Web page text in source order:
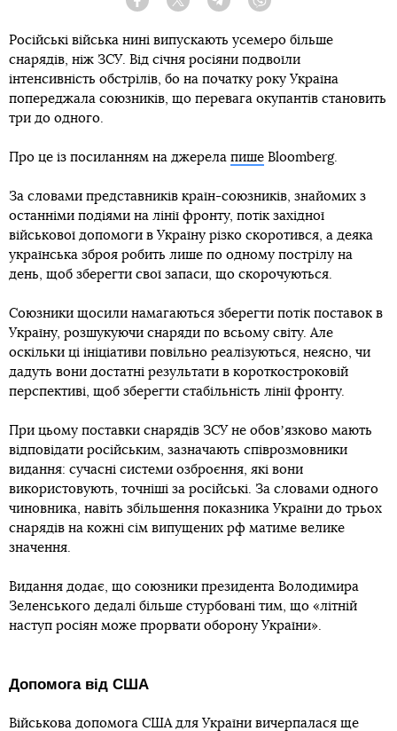
Facebook Twitter Telegram
Російські війська нині випускають усемеро більше
снарядів, ніж ЗСУ. Від січня росіяни подвоїли
інтенсивність обстрілів, бо на початку року Україна
попереджала союзників, що перевага окупантів становить
три до одного.
Про це із посиланням на джерела пише Bloomberg.
За словами представників країн-союзників, знайомих з
останніми подіями на лінії фронту, потік західної
військової допомоги в Україну різко скоротився, а деяка
українська зброя робить лише по одному пострілу на
день, щоб зберегти свої запаси, що скорочуються.
Союзники щосили намагаються зберегти потік поставок в
Україну, розшукуючи снаряди по всьому світу. Але
оскільки ці ініціативи повільно реалізуються, неясно, чи
дадуть вони достатні результати в короткостроковій
перспективі, щоб зберегти стабільність лінії фронту.
При цьому поставки снарядів ЗСУ не обовʼязково мають
відповідати російським, зазначають співрозмовники
видання: сучасні системи озброєння, які вони
використовують, точніші за російські. За словами одного
чиновника, навіть збільшення показника України до трьох
снарядів на кожні сім випущених рф матиме велике
значення.
Видання додає, що союзники президента Володимира
Зеленського дедалі більше стурбовані тим, що «літній
наступ росіян може прорвати оборону України».
Допомога від США
Військова допомога США для України вичерпалася ще